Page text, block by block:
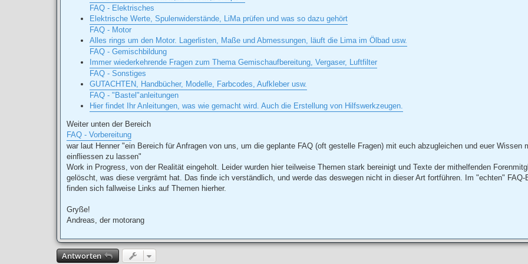
FAQ - Elektrisches
Elektrische Werte, Spulenwiderstände, LiMa prüfen und was so dazu gehört
FAQ - Motor
Alles rings um den Motor. Lagerlisten, Maße und Abmessungen, läuft die Lima im Ölbad usw.
FAQ - Gemischbildung
Immer wiederkehrende Fragen zum Thema Gemischaufbereitung, Vergaser, Luftfilter
FAQ - Sonstiges
GUTACHTEN, Handbücher, Modelle, Farbcodes, Aufkleber usw.
FAQ - "Bastel"anleitungen
Hier findet Ihr Anleitungen, was wie gemacht wird. Auch die Erstellung von Hilfswerkzeugen.
Weiter unten der Bereich
FAQ - Vorbereitung
war laut Henner "ein Bereich für Anfragen von uns, um die geplante FAQ (oft gestelle Fragen) mit euch abzugleichen und euer Wissen
einfliessen zu lassen"
Work in Progress, von der Realität eingeholt. Leider wurden hier teilweise Themen stark bereinigt und Texte der mithelfenden
gelöscht, was diese vergrämt hat. Das finde ich verständlich, und werde das deswegen nicht in dieser Art fortführen. Im "echten" FAQ-
finden sich fallweise Links auf Themen hierher.
Gryße!
Andreas, der motorang
Antworten